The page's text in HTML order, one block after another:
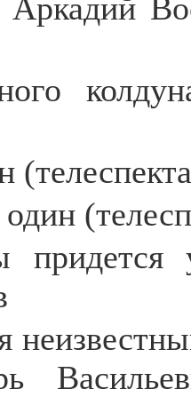
Аркадий
придется